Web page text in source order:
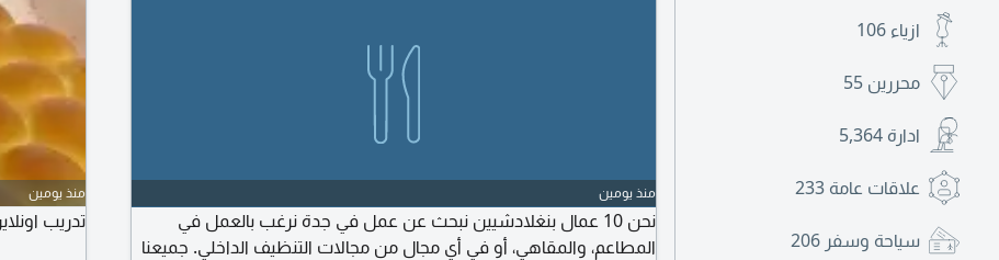
ازياء 106
محررين 55
ادارة 5,364
علاقات عامة 233
سياحة وسفر 206
منذ يومين
نحن 10 عمال بنغلادشيين نبحث عن عمل في جدة نرغب بالعمل في
المطاعم، والمقاهي، أو في أي مجال من مجالات التنظيف الداخلي. جميعنا
منذ يومين
تدريب